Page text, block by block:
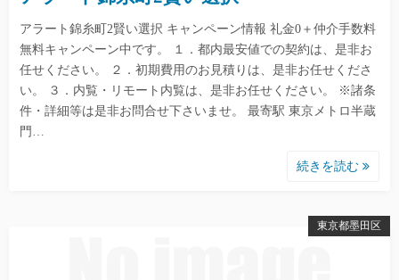
アラート錦糸町2賢い選択 キャンペーン情報 礼金0＋仲介手数料
無料キャンペーン中です。 １．都内最安値での契約は、是非お
任せください。 ２．初期費用のお見積りは、是非お任せくださ
い。 ３．内覧・リモート内覧は、是非お任せください。 ※諸条
件・詳細等は是非お問合せ下さいませ。 最寄駅 東京メトロ半蔵
門…
続きを読む
東京都墨田区